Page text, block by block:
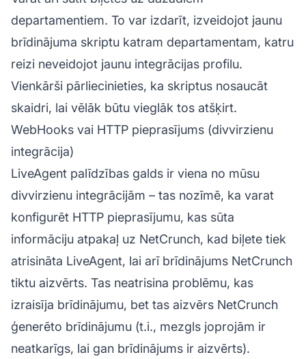
departamentiem. To var izdarīt, izveidojot jaunu
brīdinājuma skriptu katram departamentam, katru
reizi neveidojot jaunu integrācijas profilu.
Vienkārši pārliecinieties, ka skriptus nosaucāt
skaidri, lai vēlāk būtu vieglāk tos atšķirt.
WebHooks vai HTTP pieprasījums (divvirzienu
integrācija)
LiveAgent palīdzības galds ir viena no mūsu
divvirzienu integrācijām – tas nozīmē, ka varat
konfigurēt HTTP pieprasījumu, kas sūta
informāciju atpakaļ uz NetCrunch, kad biļete tiek
atrisināta LiveAgent, lai arī brīdinājums NetCrunch
tiktu aizvērts. Tas neatrisina problēmu, kas
izraisīja brīdinājumu, bet tas aizvērs NetCrunch
ģenerēto brīdinājumu (t.i., mezgls joprojām ir
neatkarīgs, lai gan brīdinājums ir aizvērts).